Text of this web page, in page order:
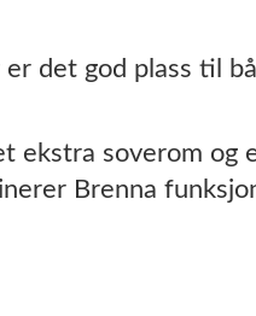
det god plass til
ekstra soverom og
Brenna